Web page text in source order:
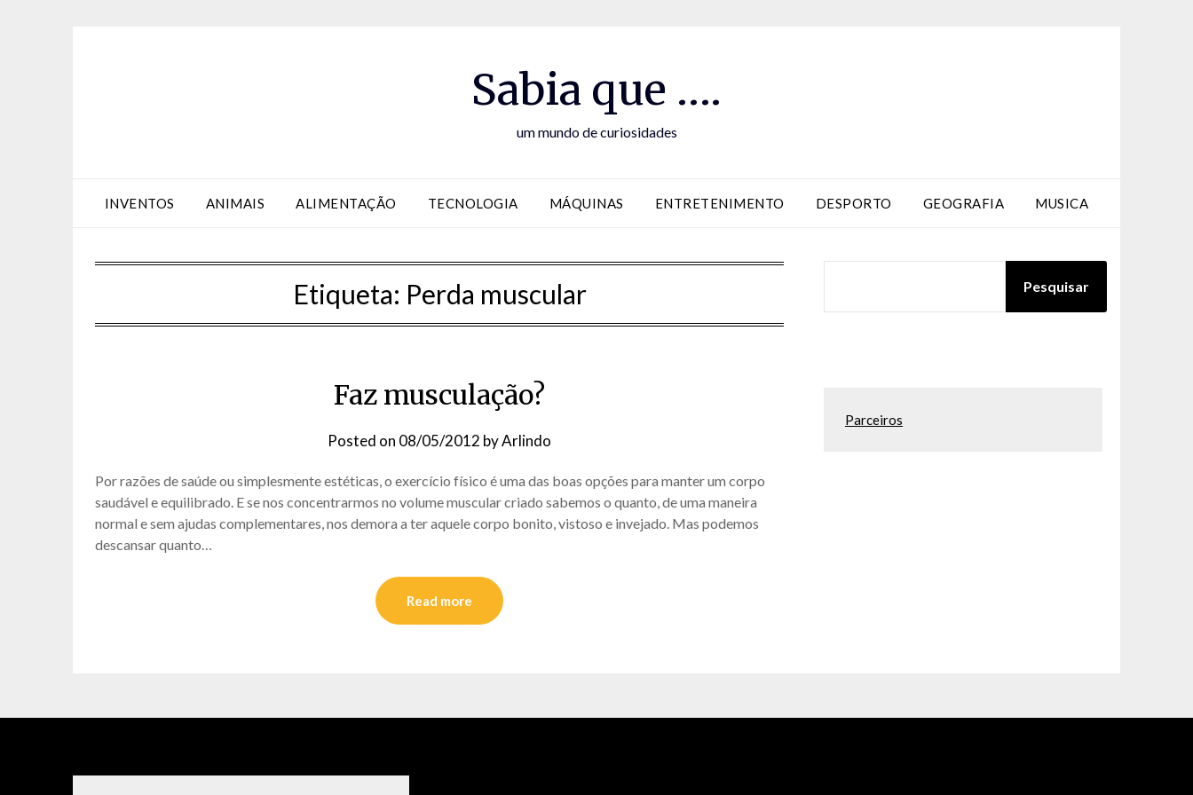
Sabia que ….
um mundo de curiosidades
INVENTOS ANIMAIS ALIMENTAÇÃO TECNOLOGIA MÁQUINAS ENTRETENIMENTO DESPORTO GEOGRAFIA MUSICA
Etiqueta: Perda muscular
Faz musculação?
Posted on 08/05/2012 byArlindo
Por razões de saúde ou simplesmente estéticas, o exercício físico é uma das boas opções para manter um corpo
saudável e equilibrado. E se nos concentrarmos no volume muscular criado sabemos o quanto, de uma maneira
normal e sem ajudas complementares, nos demora a ter aquele corpo bonito, vistoso e invejado. Mas podemos
descansar quanto…
Read more
Pesquisar
Parceiros